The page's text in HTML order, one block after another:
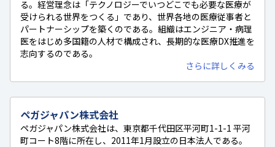
る。経営理念は「テクノロジーでいつどこでも必要な医療が
受けられる世界をつくる」であり、世界各地の医療従事者と
パートナーシップを築くのである。組織はエンジニア・病理
医をはじめ多国籍の人材で構成され、長期的な医療DX推進を
志向するのである。
さらに詳しくみる
ペガジャパン株式会社
ペガジャパン株式会社は、東京都千代田区平河町1-1-1 平河
町コート8階に所在し、2011年1月設立の日本法人である。